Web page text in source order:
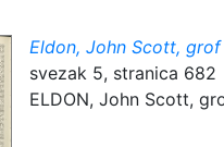
Eldon, John Scott, grof
svezak 5, stranica 682
ELDON, John Scott,